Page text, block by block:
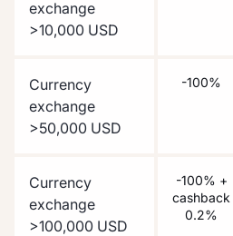
exchange
>10,000 USD
Currency
exchange
>50,000 USD
Currency
exchange
>100,000 USD
-100%
-100% +
cashback
0.2%